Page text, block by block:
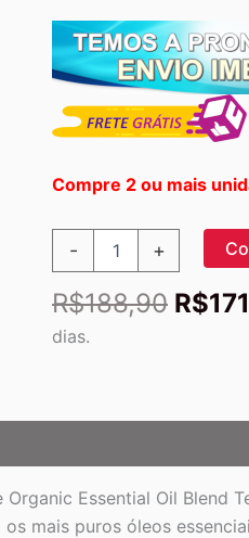
Compre 2 ou mais
-
Essencial
100%
Tea
-
Pureza
+
R$188,90 O
R$
dias.
Essential Oil Blend
mais puros óleos